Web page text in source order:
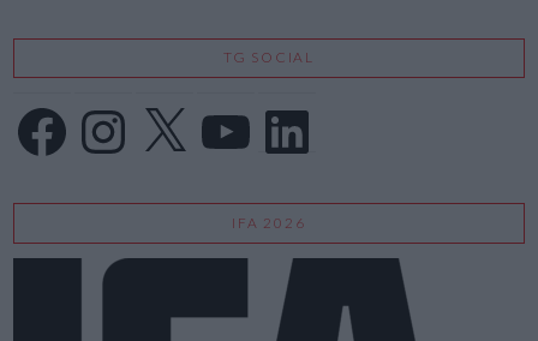
TG SOCIAL
FacebookInstagram
X LinkedIn
IFA 2026